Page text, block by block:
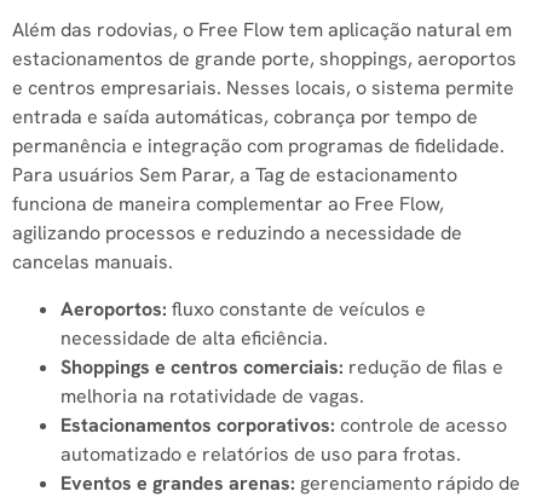
Além das rodovias, o Free Flow tem aplicação natural em
estacionamentos de grande porte, shoppings, aeroportos
e centros empresariais. Nesses locais, o sistema permite
entrada e saída automáticas, cobrança por tempo de
permanência e integração com programas de fidelidade.
Para usuários Sem Parar, a Tag de estacionamento
funciona de maneira complementar ao Free Flow,
agilizando processos e reduzindo a necessidade de
cancelas manuais.
Aeroportos: fluxo constante de veículos e
necessidade de alta eficiência.
Shoppings e centros comerciais: redução de filas e
melhoria na rotatividade de vagas.
Estacionamentos corporativos: controle de acesso
automatizado e relatórios de uso para frotas.
Eventos e grandes arenas: gerenciamento rápido de